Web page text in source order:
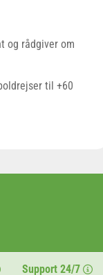
og rådgiver om
til +60
Support 24/7